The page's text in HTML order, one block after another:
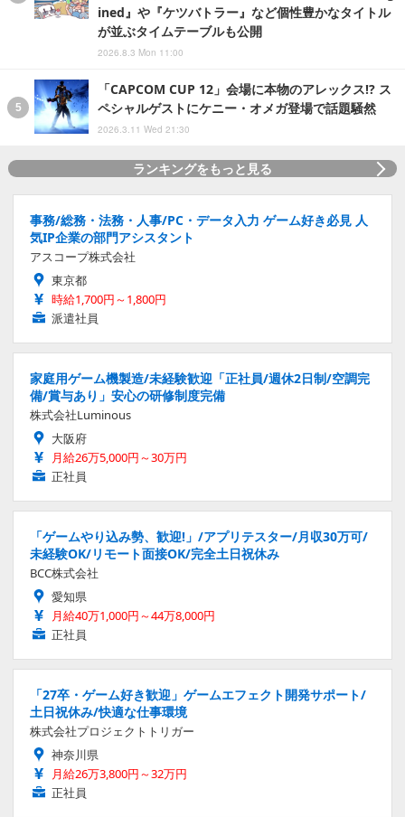
ined』や『ケツバトラー』など個性豊かなタイトル
が並ぶタイムテーブルも公開
2026.8.3 Mon 11:00
「CAPCOM CUP 12」会場に本物のアレックス!? ス
ペシャルゲストにケニー・オメガ登場で話題騒然
2026.3.11 Wed 21:30
ランキングをもっと見る
事務/総務・法務・人事/PC・データ入力 ゲーム好き必見 人
気IP企業の部門アシスタント
アスコープ株式会社
東京都
時給1,700円～1,800円
派遣社員
家庭用ゲーム機製造/未経験歓迎「正社員/週休2日制/空調完
備/賞与あり」安心の研修制度完備
株式会社Luminous
大阪府
月給26万5,000円～30万円
正社員
「ゲームやり込み勢、歓迎!」/アプリテスター/月収30万可/
未経験OK/リモート面接OK/完全土日祝休み
BCC株式会社
愛知県
月給40万1,000円～44万8,000円
正社員
「27卒・ゲーム好き歓迎」ゲームエフェクト開発サポート/
土日祝休み/快適な仕事環境
株式会社プロジェクトトリガー
神奈川県
月給26万3,800円～32万円
正社員